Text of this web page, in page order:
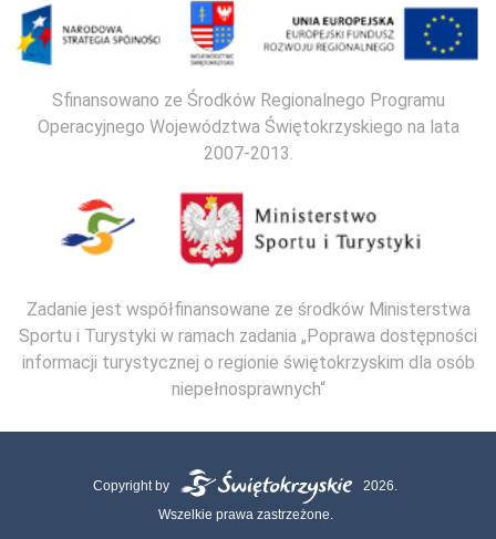
Sfinansowano ze Środków Regionalnego Programu
Operacyjnego Województwa Świętokrzyskiego na lata
2007-2013.
Zadanie jest współfinansowane ze środków Ministerstwa
Sportu i Turystyki w ramach zadania „Poprawa dostępności
informacji turystycznej o regionie świętokrzyskim dla osób
niepełnosprawnych“
Copyright by
2026.
Wszelkie prawa zastrzeżone.